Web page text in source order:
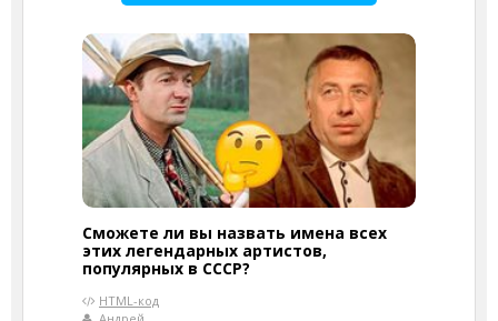
Сможете ли вы назвать имена всех
этих легендарных артистов,
популярных в СССР?
HTML-код